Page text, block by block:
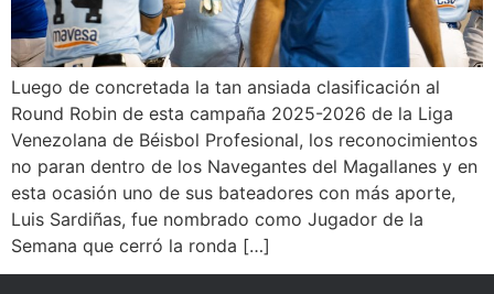
Luego de concretada la tan ansiada clasificación al
Round Robin de esta campaña 2025-2026 de la Liga
Venezolana de Béisbol Profesional, los reconocimientos
no paran dentro de los Navegantes del Magallanes y en
esta ocasión uno de sus bateadores con más aporte,
Luis Sardiñas, fue nombrado como Jugador de la
Semana que cerró la ronda […]